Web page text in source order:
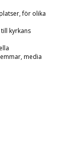
för olika
kyrkans
media